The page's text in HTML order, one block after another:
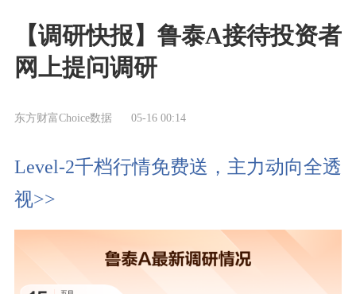
【调研快报】鲁泰A接待投资者
网上提问调研
东方财富Choice数据 05-16 00:14
Level-2千档行情免费送，主力动向全透
视>>